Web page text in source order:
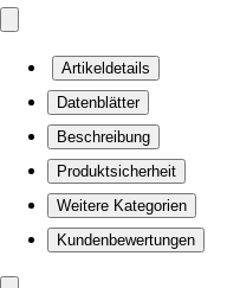
Artikeldetails
Datenblätter
Beschreibung
Produktsicherheit
Weitere Kategorien
Kundenbewertungen